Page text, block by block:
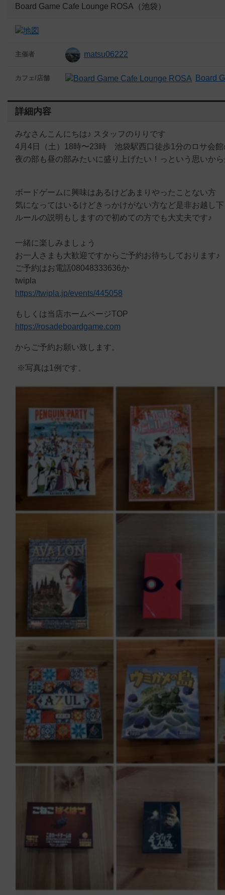
Board Game Cafe Lounge ROSA（池袋）
主催者 matsu06222
カフェ/店舗 Board
詳細内容
みなさんこんにちは♪ スタッフのりりです
4月4日（土）18時〜23時 池袋駅西口徒歩1分のロサ会
夜の部も昼の部みたいに盛り上げたい！っという思い
ボードゲームに興味はあるけどあまりやったことない方
気になってはいるけどきっかけがない方など是非お越し
ルールの説明もしますので初めての方でも大丈夫です♪
一緒に楽しみましょう
お一人さまも大歓迎ですからご予約お待ちしております♪
ご予約はお電話08048333636か
twipla
https://twipla.jp/events/445058
もしくは当店ホームページTOP
https://rosadeboardgame.com
からご予約お願い致します。
※写真は1例です。